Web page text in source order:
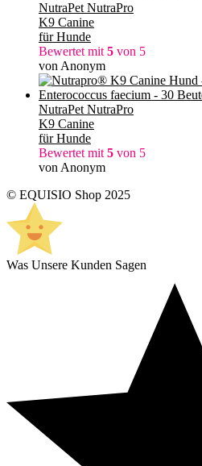
NutraPet NutraPro
K9 Canine
für Hunde
Bewertet mit 5 von 5
von Anonym
NutraPet NutraPro
K9 Canine
für Hunde
Bewertet mit 5 von 5
von Anonym
© EQUISIO Shop 2025
Was Unsere Kunden Sagen